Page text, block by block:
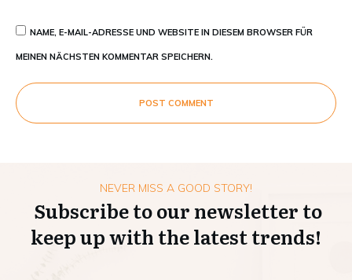
NAME, E-MAIL-ADRESSE UND WEBSITE IN DIESEM BROWSER FÜR
MEINEN NÄCHSTEN KOMMENTAR SPEICHERN.
POST COMMENT
NEVER MISS A GOOD STORY!
Subscribe to our newsletter to
keep up with the latest trends!